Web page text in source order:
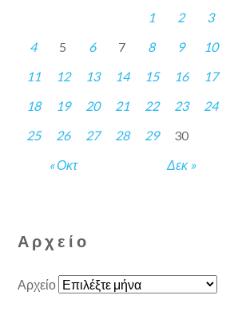
« Οκτ Δεκ »
1 2
3
4
5 6 7 8 9
10
11
12 13 14 15 16
17
18
19 20 21 22 23
24
25
26 27 28 29 30
Αρχείο
Αρχείο